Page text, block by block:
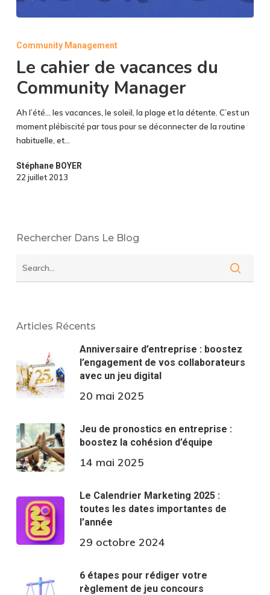
de
vacances
du
Community
Manager
Community Management
Le cahier de vacances du
Community Manager
Ah l’été... les vacances, le soleil, la plage et la détente. C’est un
moment plébiscité par tous pour se déconnecter de la routine
habituelle, et…
Stéphane BOYER
22 juillet 2013
Rechercher Dans Le Blog
Articles Récents
Anniversaire d’entreprise : boostez
l’engagement de vos collaborateurs
avec un jeu digital
20 mai 2025
Jeu de pronostics en entreprise :
boostez la cohésion d’équipe
14 mai 2025
Le Calendrier Marketing 2025 :
toutes les dates importantes de
l’année
29 octobre 2024
6 étapes pour rédiger votre
règlement de jeu concours